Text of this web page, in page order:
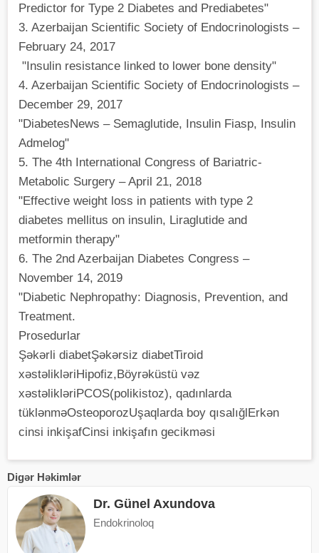
Predictor for Type 2 Diabetes and Prediabetes"
3. Azerbaijan Scientific Society of Endocrinologists –
February 24, 2017
"Insulin resistance linked to lower bone density"
4. Azerbaijan Scientific Society of Endocrinologists –
December 29, 2017
"DiabetesNews – Semaglutide, Insulin Fiasp, Insulin
Admelog"
5. The 4th International Congress of Bariatric-
Metabolic Surgery – April 21, 2018
"Effective weight loss in patients with type 2
diabetes mellitus on insulin, Liraglutide and
metformin therapy"
6. The 2nd Azerbaijan Diabetes Congress –
November 14, 2019
"Diabetic Nephropathy: Diagnosis, Prevention, and
Treatment.
Prosedurlar
Şəkərli diabetŞəkərsiz diabetTiroid
xəstəlikləriHipofiz,Böyrəküstü vəz
xəstəlikləriPCOS(polikistoz), qadınlarda
tüklənməOsteoporozUşaqlarda boy qısalığlErkən
cinsi inkişafCinsi inkişafın gecikməsi
Digər Həkimlər
Dr. Günel Axundova
Endokrinoloq